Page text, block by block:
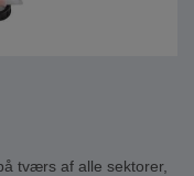
tværs af alle sektorer,